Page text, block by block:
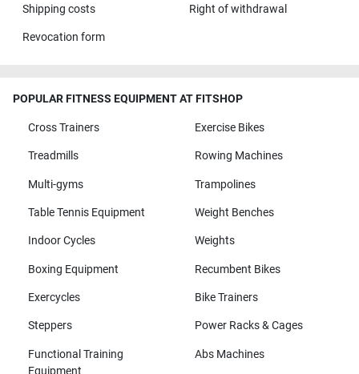
Shipping costs Right of withdrawal
Revocation form
POPULAR FITNESS EQUIPMENT AT FITSHOP
Cross Trainers Exercise Bikes
Treadmills Rowing Machines
Multi-gyms Trampolines
Table Tennis Equipment Weight Benches
Indoor Cycles Weights
Boxing Equipment Recumbent Bikes
Exercycles Bike Trainers
Steppers Power Racks & Cages
Functional Training
Equipment
Abs Machines